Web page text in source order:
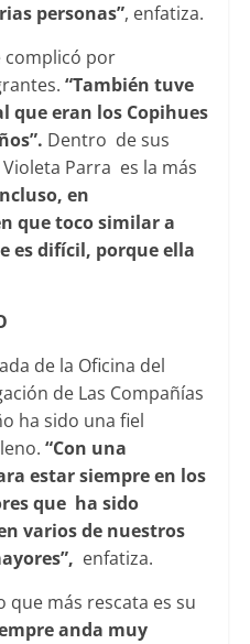
personas”, enfatiza.
complicó por
“También tuve
que eran los Copihues
Dentro de sus
Parra es la más
en
que toco similar a
es difícil, porque ella
de la Oficina del
de Las Compañías
ha sido una fiel
“Con una
estar siempre en los
que ha sido
varios de nuestros
enfatiza.
que más rescata es su
anda muy